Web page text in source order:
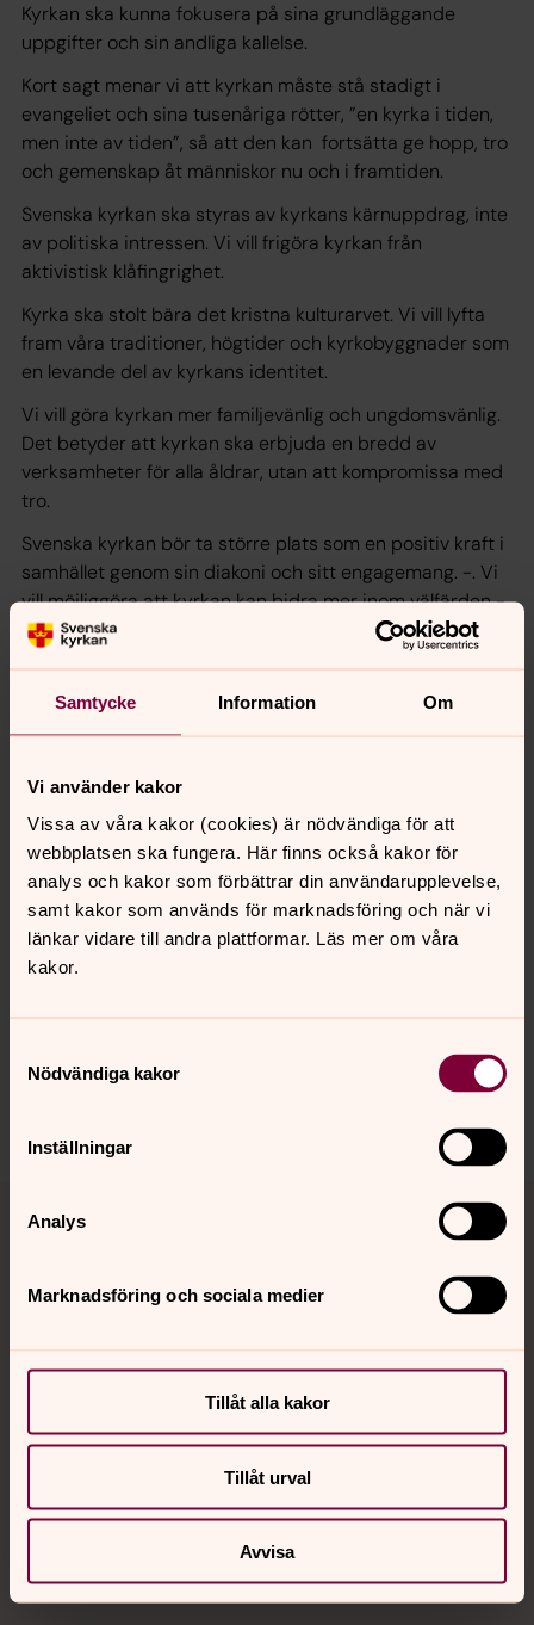
Samtycke Information Om
Vi använder kakor
Vissa av våra kakor (cookies) är nödvändiga för att
webbplatsen ska fungera. Här finns också kakor för
analys och kakor som förbättrar din användarupplevelse,
samt kakor som används för marknadsföring och när vi
länkar vidare till andra plattformar. Läs mer om våra
kakor.
Nödvändiga kakor
Inställningar
Analys
Marknadsföring och sociala medier
Tillåt alla kakor
Tillåt urval
Avvisa
Kyrkan ska kunna fokusera på sina grundläggande
uppgifter och sin andliga kallelse.
Kort sagt menar vi att kyrkan måste stå stadigt i
evangeliet och sina tusenåriga rötter, ”en kyrka i tiden,
men inte av tiden”, så att den kan fortsätta ge hopp, tro
och gemenskap åt människor nu och i framtiden.
Svenska kyrkan ska styras av kyrkans kärnuppdrag, inte
av politiska intressen. Vi vill frigöra kyrkan från
aktivistisk klåfingrighet.
Kyrka ska stolt bära det kristna kulturarvet. Vi vill lyfta
fram våra traditioner, högtider och kyrkobyggnader som
en levande del av kyrkans identitet.
Vi vill göra kyrkan mer familjevänlig och ungdomsvänlig.
Det betyder att kyrkan ska erbjuda en bredd av
verksamheter för alla åldrar, utan att kompromissa med
tro.
Svenska kyrkan bör ta större plats som en positiv kraft i
samhället genom sin diakoni och sitt engagemang. -. Vi
vill möjliggöra att kyrkan kan bidra mer inom välfärden -
till exempel driva äldreboenden, förskolor eller annan
omsorg – något som kyrkan historiskt sett var bra på
Samtidigt ska kyrkan fortsätta vara en röst i viktiga
Läs mer om kyrkovalet
harnosand.pastorat@svenskakyrkan.se
Kontakt
Sociala kanaler